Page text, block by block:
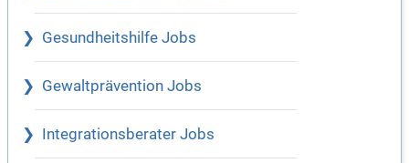
Gesundheitshilfe Jobs
Gewaltprävention Jobs
Integrationsberater Jobs